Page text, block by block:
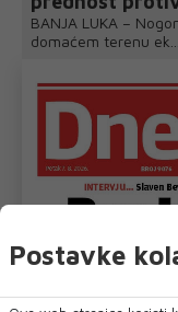
BANJA LUKA –
domaćem terenu ek...
Postavke